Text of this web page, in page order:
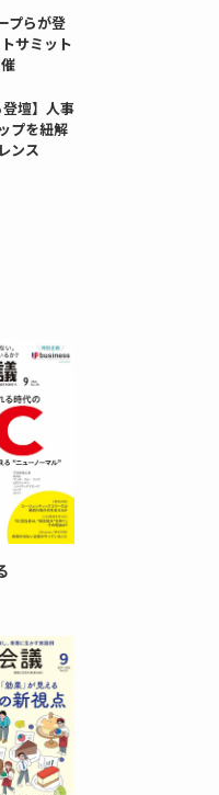
プらが登
サミット
登壇】人事
プを紐解
ンス